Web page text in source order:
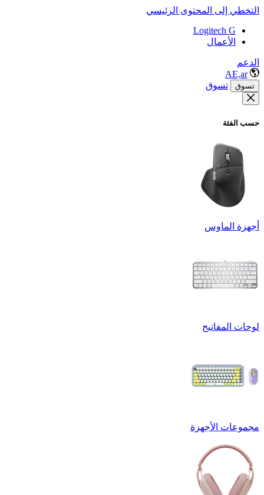
التخطي إلى المحتوى الرئيسي
Logitech G
الأعمال
الدعم
AE,ar
تسوق تسوق
حسب الفئة
أجهزة الماوس
لوحات المفاتيح
مجموعات الأجهزة